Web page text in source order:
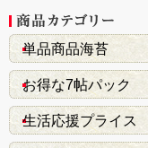
単品商品海苔
お得な7帖パック
生活応援プライス